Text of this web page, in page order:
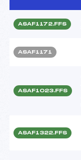
ASAF1172.FFS
ASAF1171
ASAF1023.FFS
ASAF1322.FFS